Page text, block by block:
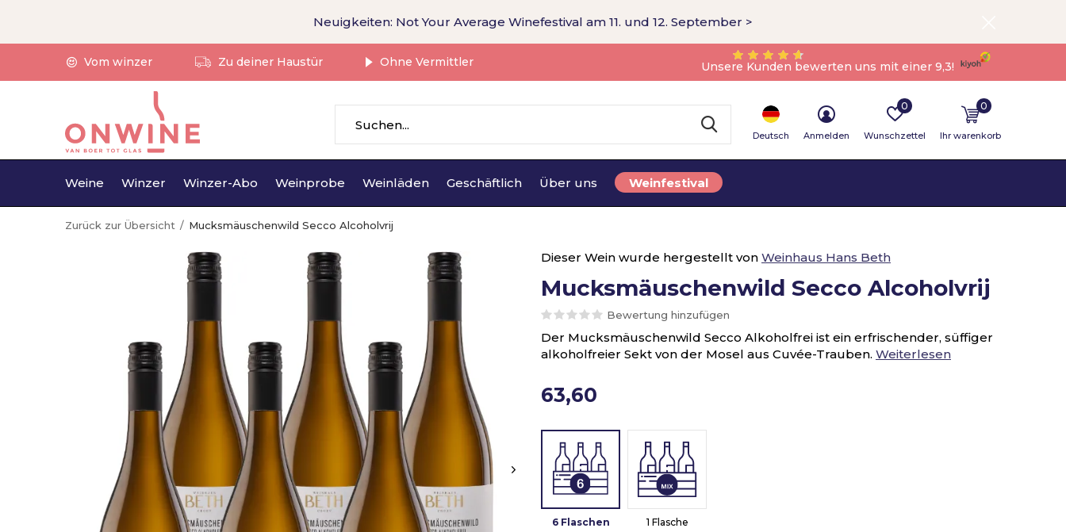
Weine Winzer Winzer-Abo Weinprobe Weinläden Geschäftlich Über uns Weinfestival
Deutsch Anmelden Wunschzettel
0
Ihr warenkorb
0
Vom winzer Zu deiner Haustür Ohne Vermittler Unsere Kunden bewerten uns mit einer 9,3!
Neuigkeiten: Not Your Average Winefestival am 11. und 12. September >
Zurück zur Übersicht Mucksmäuschenwild Secco Alcoholvrij
Dieser Wein wurde hergestellt von Weinhaus Hans Beth
Mucksmäuschenwild Secco Alcoholvrij
Bewertung hinzufügen
Der Mucksmäuschenwild Secco Alkoholfrei ist ein erfrischender, süffiger
alkoholfreier Sekt von der Mosel aus Cuvée-Trauben. Weiterlesen
63,60
6 Flaschen 1 Flasche